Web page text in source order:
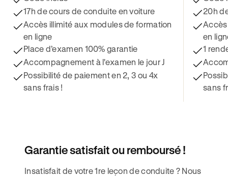
17h de cours de conduite en voiture
Accès illimité aux modules de formation
en ligne
Place d’examen 100% garantie
Accompagnement à l'examen le jour J
Possibilité de paiement en 2, 3 ou 4x
sans frais !
20h
en
1
sans
Garantie satisfait ou remboursé !
Insatisfait de votre 1re leçon de conduite ? Nous